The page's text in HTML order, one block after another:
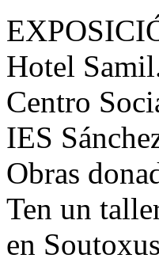
Hotel
Centro
IES
Obras
Ten un
en